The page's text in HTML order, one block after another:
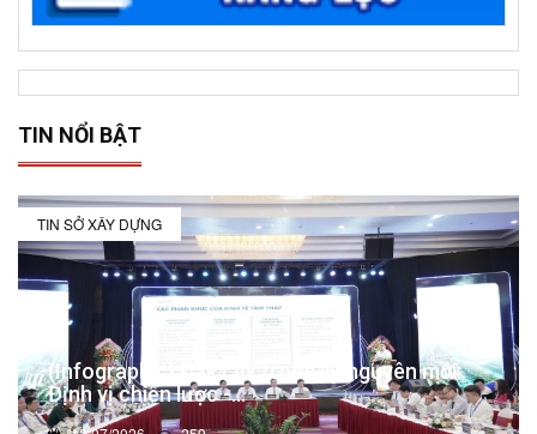
TIN NỔI BẬT
TIN SỞ XÂY DỰNG
(Infographic) Đắk Lắk trong kỷ nguyên mới:
Định vị chiến lược -...